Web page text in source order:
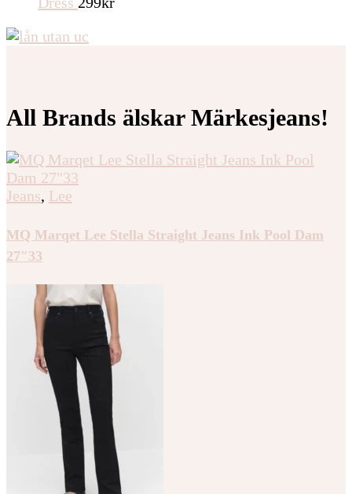
All Brands älskar Märkesjeans!
Jeans, Lee
MQ Marqet Lee Stella Straight Jeans Ink Pool Dam
27″33